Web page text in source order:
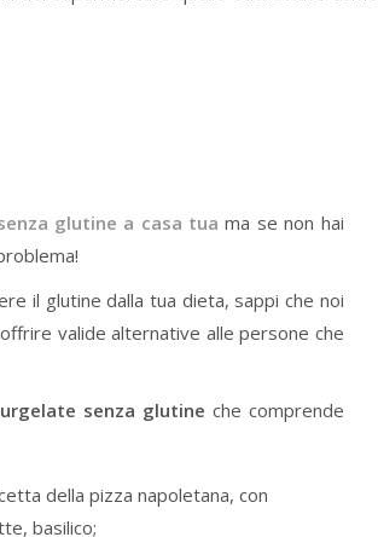
glutine a casa tua ma se non hai
il glutine dalla tua dieta, sappi che noi
valide alternative alle persone che
senza glutine che comprende
della pizza napoletana, con
basilico;